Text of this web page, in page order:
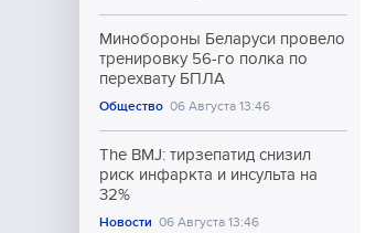
Минобороны Беларуси провело
тренировку 56-го полка по
перехвату БПЛА
Общество 06 Августа 13:46
The BMJ: тирзепатид снизил
риск инфаркта и инсульта на
32%
Новости 06 Августа 13:46